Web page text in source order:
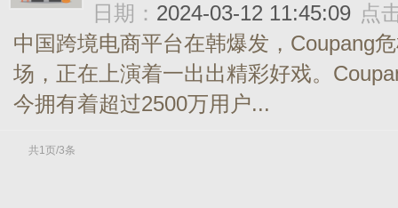
日期： 2024-03-12 11:45:09 点
中国跨境电商平台在韩爆发，Coupang
场，正在上演着一出出精彩好戏。
今拥有着超过2500万用户...
共1页/3条